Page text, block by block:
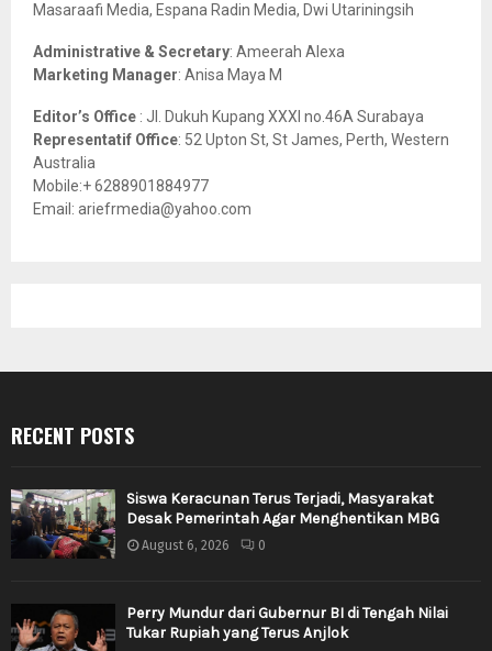
Masaraafi Media, Espana Radin Media, Dwi Utariningsih
Administrative & Secretary: Ameerah Alexa
Marketing Manager: Anisa Maya M
Editor’s Office : Jl. Dukuh Kupang XXXI no.46A Surabaya
Representatif Office: 52 Upton St, St James, Perth, Western
Australia
Mobile:+ 6288901884977
Email: ariefrmedia@yahoo.com
RECENT POSTS
Siswa Keracunan Terus Terjadi, Masyarakat
Desak Pemerintah Agar Menghentikan MBG
August 6, 2026 0
Perry Mundur dari Gubernur BI di Tengah Nilai
Tukar Rupiah yang Terus Anjlok